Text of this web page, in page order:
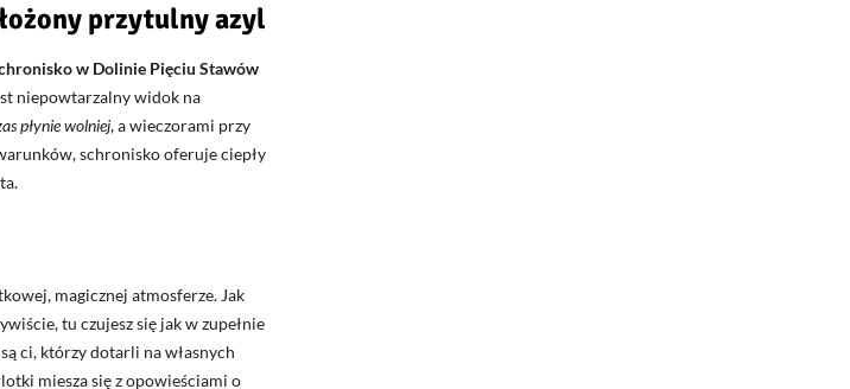
przytulny azyl
w Dolinie Pięciu Stawów
niepowtarzalny widok na
płynie wolniej, a wieczorami przy
schronisko oferuje ciepły
magicznej atmosferze. Jak
tu czujesz się jak w zupełnie
ci, którzy dotarli na własnych
miesza się z opowieściami o